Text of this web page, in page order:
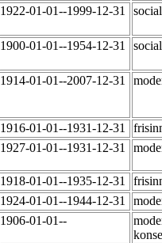
1922-01-01--1999-12-31
1900-01-01--1954-12-31
1914-01-01--2007-12-31
1916-01-01--1931-12-31
1927-01-01--1931-12-31
1918-01-01--1935-12-31
1924-01-01--1944-12-31
1906-01-01--